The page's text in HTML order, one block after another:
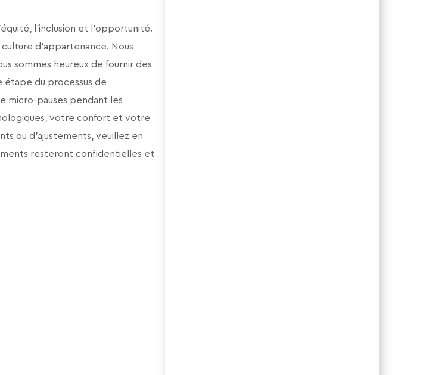
l’inclusion et l’opportunité.
d’appartenance. Nous
sommes heureux de fournir des
étape du processus de
micro-pauses pendant les
votre confort et votre
ou d’ajustements, veuillez en
resteront confidentielles et